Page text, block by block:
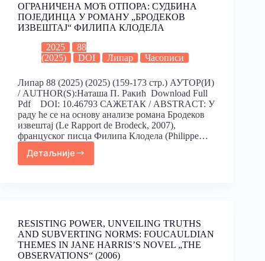
ОГРАНИЧЕНА МОЋ ОТПОРА: СУДБИНА
ПОЈЕДИНЦА У РОМАНУ „БРОДЕКОВ
ИЗВЕШТАЈ“ ФИЛИПА КЛОДЕЛА
2025
88
(2025)
DOI Липар Часописи
Липар 88 (2025) (2025) (159-173 стр.) АУТОР(И)
/ AUTHOR(S):Наташа П. Ракић Download Full
Pdf DOI: 10.46793 САЖЕТАК / ABSTRACT: У
раду ће се на основу анализе романа Бродеков
извештај (Le Rapport de Brodeck, 2007),
француског писца Филипа Клодела (Philippe…
Детаљније
RESISTING POWER, UNVEILING TRUTHS
AND SUBVERTING NORMS: FOUCAULDIAN
THEMES IN JANE HARRIS’S NOVEL „THE
OBSERVATIONS“ (2006)